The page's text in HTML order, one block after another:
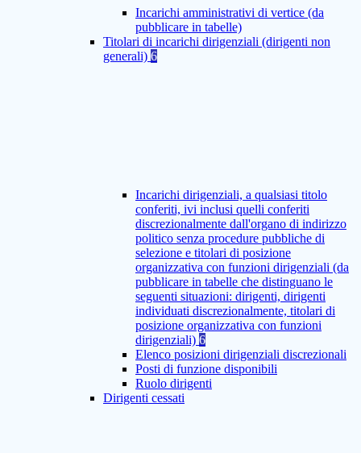
Incarichi amministrativi di vertice (da
pubblicare in tabelle)
Titolari di incarichi dirigenziali (dirigenti non
generali) 6
Incarichi dirigenziali, a qualsiasi titolo
conferiti, ivi inclusi quelli conferiti
discrezionalmente dall'organo di indirizzo
politico senza procedure pubbliche di
selezione e titolari di posizione
organizzativa con funzioni dirigenziali (da
pubblicare in tabelle che distinguano le
seguenti situazioni: dirigenti, dirigenti
individuati discrezionalmente, titolari di
posizione organizzativa con funzioni
dirigenziali) 6
Elenco posizioni dirigenziali discrezionali
Posti di funzione disponibili
Ruolo dirigenti
Dirigenti cessati